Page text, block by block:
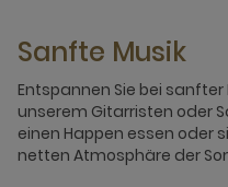
Sanfte Musik
Entspannen Sie bei
unserem Gitarristen oder
einen Happen essen oder
netten Atmosphäre der